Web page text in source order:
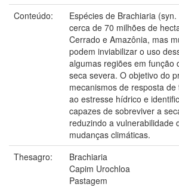
Conteúdo:
Espécies de Brachiaria
cerca de 70 milhões de
Cerrado e Amazônia, mas
podem inviabilizar o uso
algumas regiões em função
seca severa. O objetivo do
mecanismos de resposta
ao estresse hídrico e
capazes de sobreviver a
reduzindo a vulnerabilidade
mudanças climáticas.
Thesagro:
Brachiaria
Capim Urochloa
Pastagem